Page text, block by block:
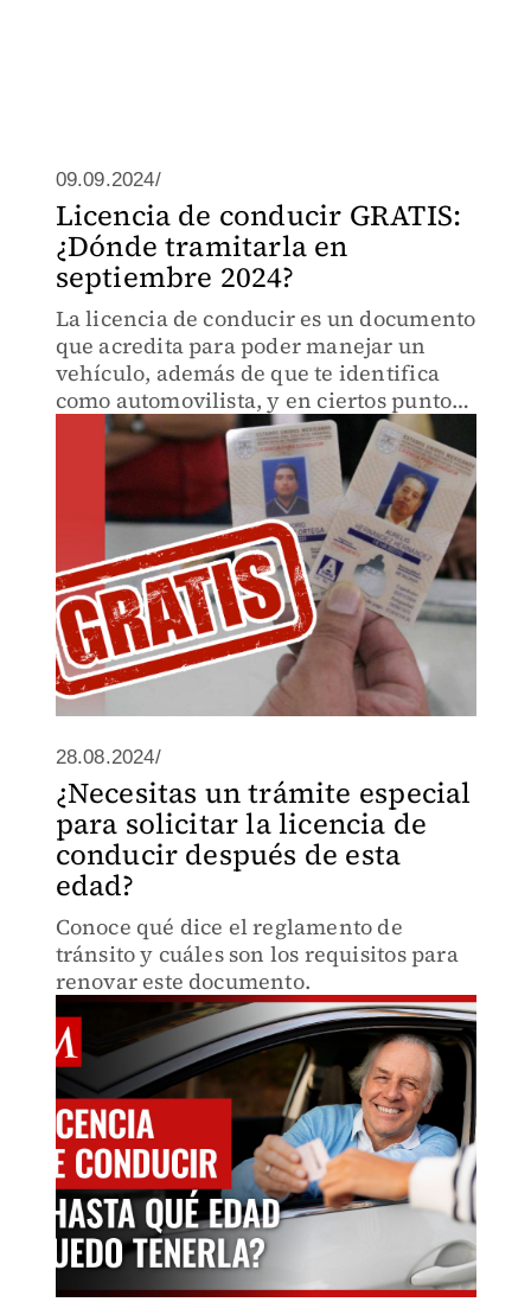
09.09.2024/
Licencia de conducir GRATIS:
¿⁠Dónde tramitarla en
septiembre 2024?
La licencia de conducir es un documento
que acredita para poder manejar un
vehículo, además de que te identifica
como automovilista, y en ciertos puntos
del país puedes obtenerlo gratis.
28.08.2024/
¿Necesitas un trámite especial
para solicitar la licencia de
conducir después de esta
edad?
Conoce qué dice el reglamento de
tránsito y cuáles son los requisitos para
renovar este documento.